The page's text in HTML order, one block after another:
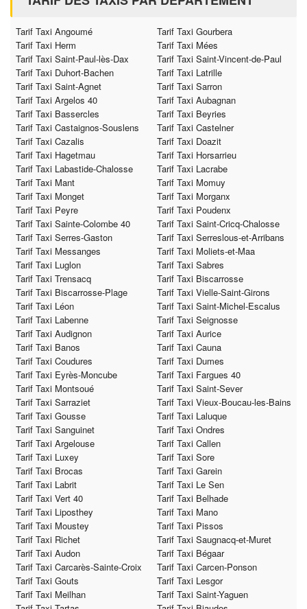
Tarif Taxi Angoumé
Tarif Taxi Gourbera
Tarif Taxi Herm
Tarif Taxi Mées
Tarif Taxi Saint-Paul-lès-Dax
Tarif Taxi Saint-Vincent-de-Paul
Tarif Taxi Duhort-Bachen
Tarif Taxi Latrille
Tarif Taxi Saint-Agnet
Tarif Taxi Sarron
Tarif Taxi Argelos 40
Tarif Taxi Aubagnan
Tarif Taxi Bassercles
Tarif Taxi Beyries
Tarif Taxi Castaignos-Souslens
Tarif Taxi Castelner
Tarif Taxi Cazalis
Tarif Taxi Doazit
Tarif Taxi Hagetmau
Tarif Taxi Horsarrieu
Tarif Taxi Labastide-Chalosse
Tarif Taxi Lacrabe
Tarif Taxi Mant
Tarif Taxi Momuy
Tarif Taxi Monget
Tarif Taxi Morganx
Tarif Taxi Peyre
Tarif Taxi Poudenx
Tarif Taxi Sainte-Colombe 40
Tarif Taxi Saint-Cricq-Chalosse
Tarif Taxi Serres-Gaston
Tarif Taxi Serreslous-et-Arribans
Tarif Taxi Messanges
Tarif Taxi Moliets-et-Maa
Tarif Taxi Luglon
Tarif Taxi Sabres
Tarif Taxi Trensacq
Tarif Taxi Biscarrosse
Tarif Taxi Biscarrosse-Plage
Tarif Taxi Vielle-Saint-Girons
Tarif Taxi Léon
Tarif Taxi Saint-Michel-Escalus
Tarif Taxi Labenne
Tarif Taxi Seignosse
Tarif Taxi Audignon
Tarif Taxi Aurice
Tarif Taxi Banos
Tarif Taxi Cauna
Tarif Taxi Coudures
Tarif Taxi Dumes
Tarif Taxi Eyrès-Moncube
Tarif Taxi Fargues 40
Tarif Taxi Montsoué
Tarif Taxi Saint-Sever
Tarif Taxi Sarraziet
Tarif Taxi Vieux-Boucau-les-Bains
Tarif Taxi Gousse
Tarif Taxi Laluque
Tarif Taxi Sanguinet
Tarif Taxi Ondres
Tarif Taxi Argelouse
Tarif Taxi Callen
Tarif Taxi Luxey
Tarif Taxi Sore
Tarif Taxi Brocas
Tarif Taxi Garein
Tarif Taxi Labrit
Tarif Taxi Le Sen
Tarif Taxi Vert 40
Tarif Taxi Belhade
Tarif Taxi Liposthey
Tarif Taxi Mano
Tarif Taxi Moustey
Tarif Taxi Pissos
Tarif Taxi Richet
Tarif Taxi Saugnacq-et-Muret
Tarif Taxi Audon
Tarif Taxi Bégaar
Tarif Taxi Carcarès-Sainte-Croix
Tarif Taxi Carcen-Ponson
Tarif Taxi Gouts
Tarif Taxi Lesgor
Tarif Taxi Meilhan
Tarif Taxi Saint-Yaguen